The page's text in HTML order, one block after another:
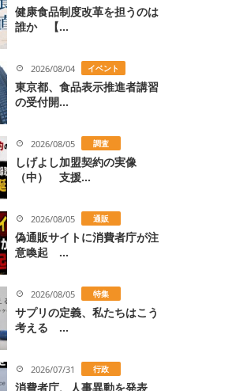
健康食品制度改革を担うのは
誰か 【...
2026/08/04 イベント
東京都、食品表示推進者講習
の受付開...
2026/08/05 調査
しげよし加盟契約の実像
（中） 支援...
2026/08/05 通販
偽通販サイトに消費者庁が注
意喚起 ...
2026/08/05 特集
サプリの定義、私たちはこう
考える ...
2026/07/31 行政
消費者庁、人事異動を発表